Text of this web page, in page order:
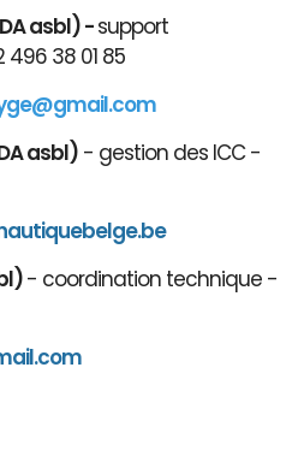
asbl) -support
38 01 85
asbl) - gestion des ICC -
- coordination technique -